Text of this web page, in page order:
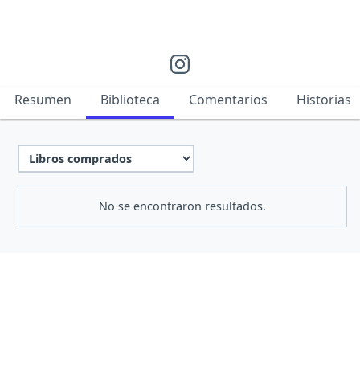
Resumen Biblioteca Comentarios Historias
No se encontraron resultados.